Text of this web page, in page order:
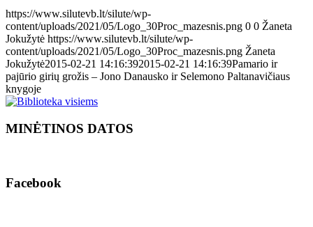
https://www.silutevb.lt/silute/wp-
content/uploads/2021/05/Logo_30Proc_mazesnis.png 0 0 Žaneta
Jokužytė https://www.silutevb.lt/silute/wp-
content/uploads/2021/05/Logo_30Proc_mazesnis.png Žaneta
Jokužytė2015-02-21 14:16:392015-02-21 14:16:39Pamario ir
pajūrio girių grožis – Jono Danausko ir Selemono Paltanavičiaus
knygoje
MINĖTINOS DATOS
Facebook